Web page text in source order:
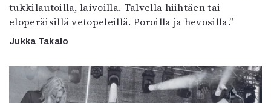
tukkilautoilla, laivoilla. Talvella hiihtäen tai
eloperäisillä vetopeleillä. Poroilla ja hevosilla.”
Jukka Takalo